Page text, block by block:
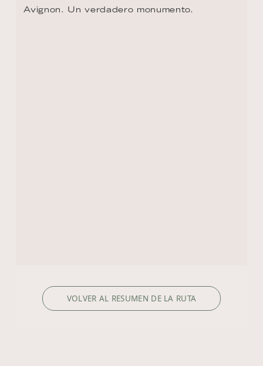
Avignon. Un verdadero monumento.
CONTACTO